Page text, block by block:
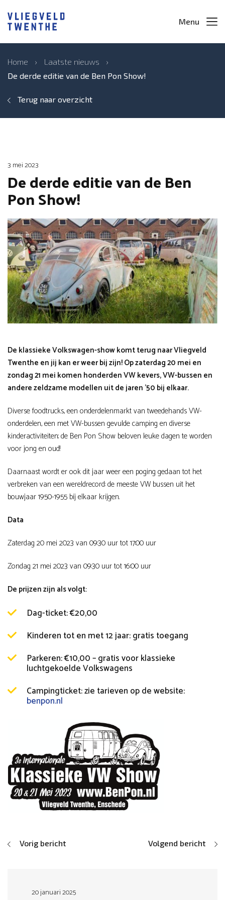
Menu
Home › Laatste nieuws
›
De derde editie van de Ben Pon Show!
Terug naar overzicht
3 mei 2023
De derde editie van de Ben
Pon Show!
De klassieke Volkswagen-show komt terug naar Vliegveld
Twenthe en jij kan er weer bij zijn! Op zaterdag 20 mei en
zondag 21 mei komen honderden VW kevers, VW-bussen en
andere zeldzame modellen uit de jaren ’50 bij elkaar.
Diverse foodtrucks, een onderdelenmarkt van tweedehands VW-
onderdelen, een met VW-bussen gevulde camping en diverse
kinderactiviteiten; de Ben Pon Show beloven leuke dagen te worden
voor jong en oud!
Daarnaast wordt er ook dit jaar weer een poging gedaan tot het
verbreken van een wereldrecord: de meeste VW bussen uit het
bouwjaar 1950-1955 bij elkaar krijgen.
Data
Zaterdag 20 mei 2023 van 09:30 uur tot 17:00 uur
Zondag 21 mei 2023 van 09:30 uur tot 16:00 uur
De prijzen zijn als volgt:
Dag-ticket: €20,00
Kinderen tot en met 12 jaar: gratis toegang
Parkeren: €10,00 – gratis voor klassieke
luchtgekoelde Volkswagens
Campingticket: zie tarieven op de website:
benpon.nl
Volgend bericht
Vorig bericht
20 januari 2025